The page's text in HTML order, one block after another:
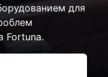
для
Fortuna.